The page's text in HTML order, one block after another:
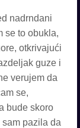
nadrndani
se to obukla,
otkrivajući
guze i
verujem da
se,
bude skoro
pazila da